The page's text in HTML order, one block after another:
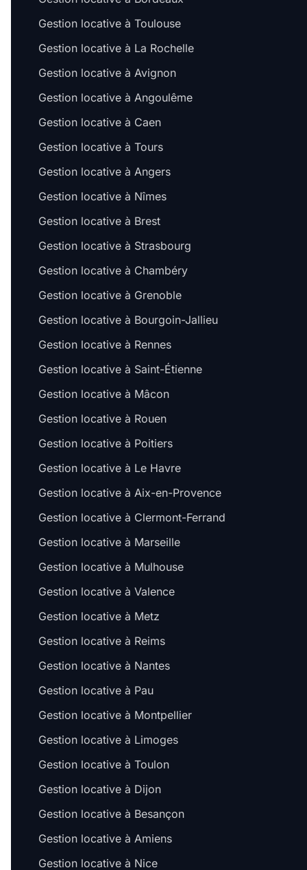
Gestion locative à Toulouse
Gestion locative à La Rochelle
Gestion locative à Avignon
Gestion locative à Angoulême
Gestion locative à Caen
Gestion locative à Tours
Gestion locative à Angers
Gestion locative à Nîmes
Gestion locative à Brest
Gestion locative à Strasbourg
Gestion locative à Chambéry
Gestion locative à Grenoble
Gestion locative à Bourgoin-Jallieu
Gestion locative à Rennes
Gestion locative à Saint-Étienne
Gestion locative à Mâcon
Gestion locative à Rouen
Gestion locative à Poitiers
Gestion locative à Le Havre
Gestion locative à Aix-en-Provence
Gestion locative à Clermont-Ferrand
Gestion locative à Marseille
Gestion locative à Mulhouse
Gestion locative à Valence
Gestion locative à Metz
Gestion locative à Reims
Gestion locative à Nantes
Gestion locative à Pau
Gestion locative à Montpellier
Gestion locative à Limoges
Gestion locative à Toulon
Gestion locative à Dijon
Gestion locative à Besançon
Gestion locative à Amiens
Gestion locative à Nice